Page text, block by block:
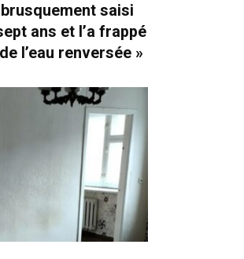
saisi
ans et l’a frappé
l’eau renversée »